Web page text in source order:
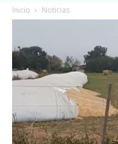
Inicio Noticias